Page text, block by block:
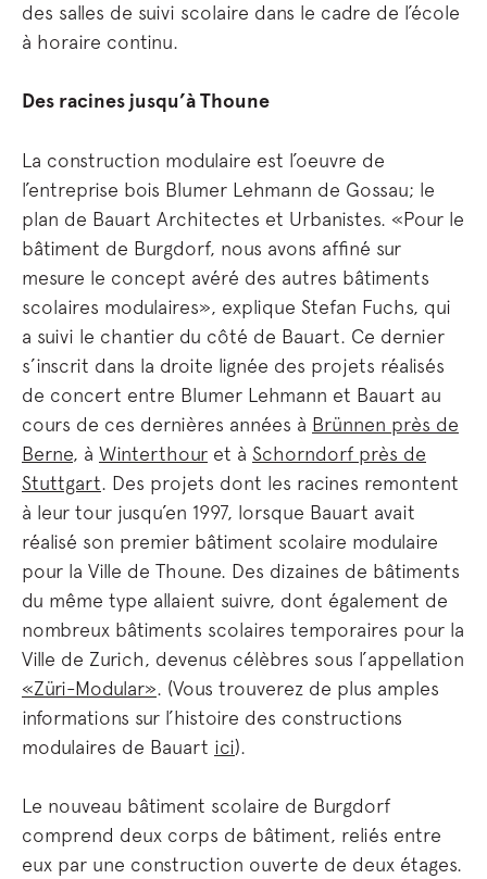
des salles de suivi scolaire dans le cadre de l’école
à horaire continu.
Des racines jusqu’à Thoune
La construction modulaire est l’oeuvre de
l’entreprise bois Blumer Lehmann de Gossau; le
plan de Bauart Architectes et Urbanistes. «Pour le
bâtiment de Burgdorf, nous avons affiné sur
mesure le concept avéré des autres bâtiments
scolaires modulaires», explique Stefan Fuchs, qui
a suivi le chantier du côté de Bauart. Ce dernier
s’inscrit dans la droite lignée des projets réalisés
de concert entre Blumer Lehmann et Bauart au
cours de ces dernières années à Brünnen près de
Berne, à Winterthour et à Schorndorf près de
Stuttgart. Des projets dont les racines remontent
à leur tour jusqu’en 1997, lorsque Bauart avait
réalisé son premier bâtiment scolaire modulaire
pour la Ville de Thoune. Des dizaines de bâtiments
du même type allaient suivre, dont également de
nombreux bâtiments scolaires temporaires pour la
Ville de Zurich, devenus célèbres sous l’appellation
«Züri-Modular». (Vous trouverez de plus amples
informations sur l’histoire des constructions
modulaires de Bauart ici).
Le nouveau bâtiment scolaire de Burgdorf
comprend deux corps de bâtiment, reliés entre
eux par une construction ouverte de deux étages.